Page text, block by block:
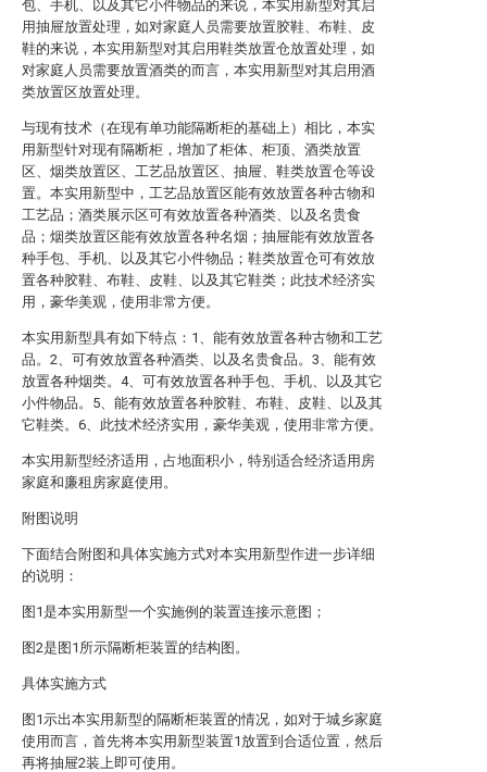
包、手机、以及其它小件物品的来说，本实用新型对其启
用抽屉放置处理，如对家庭人员需要放置胶鞋、布鞋、皮
鞋的来说，本实用新型对其启用鞋类放置仓放置处理，如
对家庭人员需要放置酒类的而言，本实用新型对其启用酒
类放置区放置处理。
与现有技术（在现有单功能隔断柜的基础上）相比，本实
用新型针对现有隔断柜，增加了柜体、柜顶、酒类放置
区、烟类放置区、工艺品放置区、抽屉、鞋类放置仓等设
置。本实用新型中，工艺品放置区能有效放置各种古物和
工艺品；酒类展示区可有效放置各种酒类、以及名贵食
品；烟类放置区能有效放置各种名烟；抽屉能有效放置各
种手包、手机、以及其它小件物品；鞋类放置仓可有效放
置各种胶鞋、布鞋、皮鞋、以及其它鞋类；此技术经济实
用，豪华美观，使用非常方便。
本实用新型具有如下特点：1、能有效放置各种古物和工艺
品。2、可有效放置各种酒类、以及名贵食品。3、能有效
放置各种烟类。4、可有效放置各种手包、手机、以及其它
小件物品。5、能有效放置各种胶鞋、布鞋、皮鞋、以及其
它鞋类。6、此技术经济实用，豪华美观，使用非常方便。
本实用新型经济适用，占地面积小，特别适合经济适用房
家庭和廉租房家庭使用。
附图说明
下面结合附图和具体实施方式对本实用新型作进一步详细
的说明：
图1是本实用新型一个实施例的装置连接示意图；
图2是图1所示隔断柜装置的结构图。
具体实施方式
图1示出本实用新型的隔断柜装置的情况，如对于城乡家庭
使用而言，首先将本实用新型装置1放置到合适位置，然后
再将抽屉2装上即可使用。